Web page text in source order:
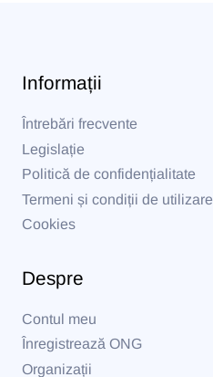
Informații
Întrebări frecvente
Legislație
Politică de confidențialitate
Termeni și condiții de utilizare
Cookies
Despre
Contul meu
Înregistrează ONG
Organizații